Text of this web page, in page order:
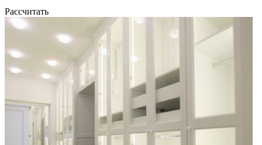
Рассчитать